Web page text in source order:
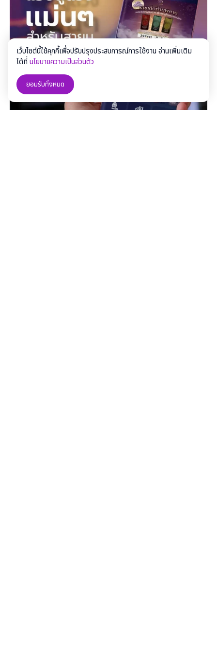
เว็บไซต์นี้ใช้คุกกี้เพื่อปรับปรุงประสบการณ์การใช้งาน อ่านเพิ่มเติม
ได้ที่นโยบายความเป็นส่วนตัว
ยอมรับทั้งหมด